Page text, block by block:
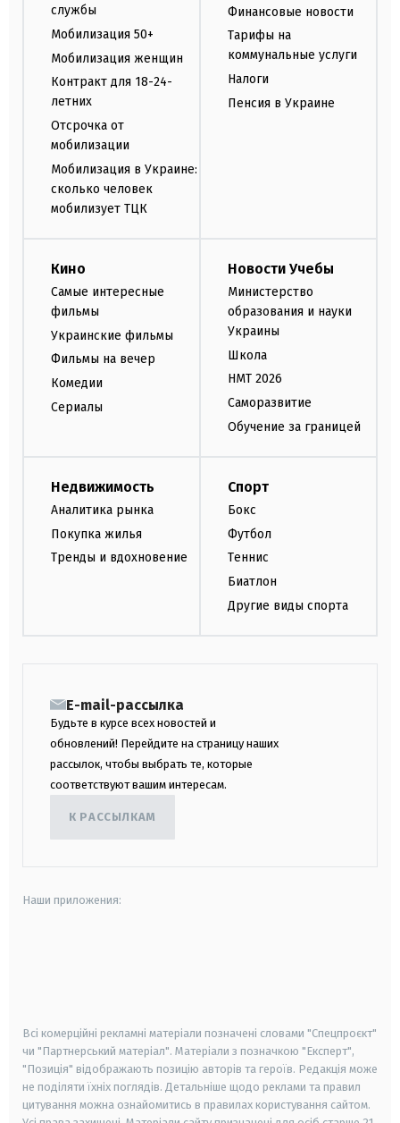
службы
Мобилизация 50+
Мобилизация женщин
Контракт для 18-24-
летних
Отсрочка от
мобилизации
Мобилизация в Украине:
сколько человек
мобилизует ТЦК
Финансовые новости
Тарифы на
коммунальные услуги
Налоги
Пенсия в Украине
Кино
Самые интересные
фильмы
Украинские фильмы
Фильмы на вечер
Комедии
Сериалы
Новости Учебы
Министерство
образования и науки
Украины
Школа
НМТ 2026
Саморазвитие
Обучение за границей
Недвижимость
Аналитика рынка
Покупка жилья
Тренды и вдохновение
Спорт
Бокс
Футбол
Теннис
Биатлон
Другие виды спорта
E-mail-рассылка
Будьте в курсе всех новостей и
обновлений! Перейдите на страницу наших
рассылок, чтобы выбрать те, которые
соответствуют вашим интересам.
К РАССЫЛКАМ
Наши приложения:
Всі комерційні рекламні матеріали позначені словами "Спецпроєкт"
чи "Партнерський матеріал". Матеріали з позначкою "Експерт",
"Позиція" відображають позицію авторів та героїв. Редакція може
не поділяти їхніх поглядів. Детальніше щодо реклами та правил
цитування можна ознайомитись в правилах користування сайтом.